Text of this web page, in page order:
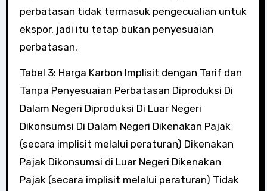
perbatasan tidak termasuk pengecualian untuk
ekspor, jadi itu tetap bukan penyesuaian
perbatasan.
Tabel 3: Harga Karbon Implisit dengan Tarif dan
Tanpa Penyesuaian Perbatasan Diproduksi Di
Dalam Negeri Diproduksi Di Luar Negeri
Dikonsumsi Di Dalam Negeri Dikenakan Pajak
(secara implisit melalui peraturan) Dikenakan
Pajak Dikonsumsi di Luar Negeri Dikenakan
Pajak (secara implisit melalui peraturan) Tidak